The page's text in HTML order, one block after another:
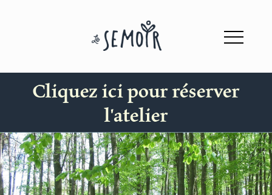
Cliquez ici pour réserver
l'atelier